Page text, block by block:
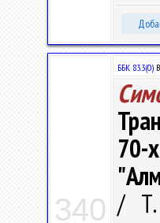
340
ББК 83.3(0)
70-
/ Т.